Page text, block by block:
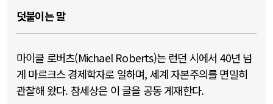
덧붙이는 말
마이클 로버츠(Michael Roberts)는 런던 시에서 40년 넘
게 마르크스 경제학자로 일하며, 세계 자본주의를 면밀히
관찰해 왔다. 참세상은 이 글을 공동 게재한다.